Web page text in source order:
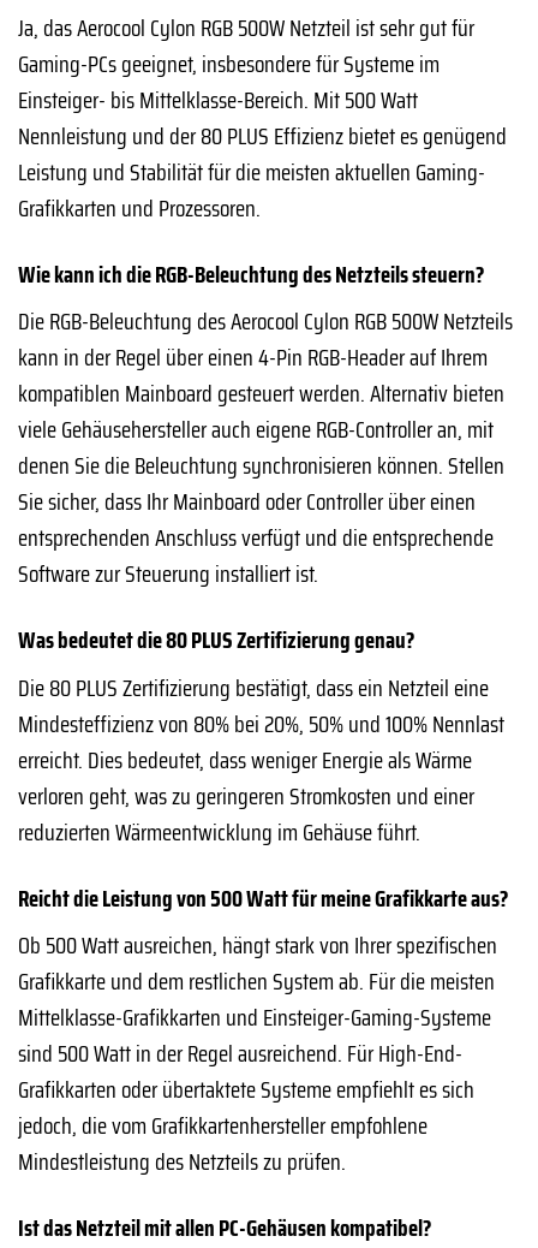
Ja, das Aerocool Cylon RGB 500W Netzteil ist sehr gut für
Gaming-PCs geeignet, insbesondere für Systeme im
Einsteiger- bis Mittelklasse-Bereich. Mit 500 Watt
Nennleistung und der 80 PLUS Effizienz bietet es genügend
Leistung und Stabilität für die meisten aktuellen Gaming-
Grafikkarten und Prozessoren.
Wie kann ich die RGB-Beleuchtung des Netzteils steuern?
Die RGB-Beleuchtung des Aerocool Cylon RGB 500W Netzteils
kann in der Regel über einen 4-Pin RGB-Header auf Ihrem
kompatiblen Mainboard gesteuert werden. Alternativ bieten
viele Gehäusehersteller auch eigene RGB-Controller an, mit
denen Sie die Beleuchtung synchronisieren können. Stellen
Sie sicher, dass Ihr Mainboard oder Controller über einen
entsprechenden Anschluss verfügt und die entsprechende
Software zur Steuerung installiert ist.
Was bedeutet die 80 PLUS Zertifizierung genau?
Die 80 PLUS Zertifizierung bestätigt, dass ein Netzteil eine
Mindesteffizienz von 80% bei 20%, 50% und 100% Nennlast
erreicht. Dies bedeutet, dass weniger Energie als Wärme
verloren geht, was zu geringeren Stromkosten und einer
reduzierten Wärmeentwicklung im Gehäuse führt.
Reicht die Leistung von 500 Watt für meine Grafikkarte aus?
Ob 500 Watt ausreichen, hängt stark von Ihrer spezifischen
Grafikkarte und dem restlichen System ab. Für die meisten
Mittelklasse-Grafikkarten und Einsteiger-Gaming-Systeme
sind 500 Watt in der Regel ausreichend. Für High-End-
Grafikkarten oder übertaktete Systeme empfiehlt es sich
jedoch, die vom Grafikkartenhersteller empfohlene
Mindestleistung des Netzteils zu prüfen.
Ist das Netzteil mit allen PC-Gehäusen kompatibel?